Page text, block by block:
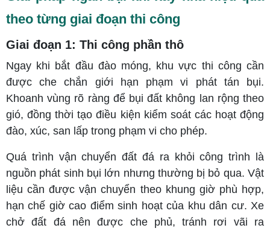
theo từng giai đoạn thi công
Giai đoạn 1: Thi công phần thô
Ngay khi bắt đầu đào móng, khu vực thi công cần
được che chắn giới hạn phạm vi phát tán bụi.
Khoanh vùng rõ ràng để bụi đất không lan rộng theo
gió, đồng thời tạo điều kiện kiểm soát các hoạt động
đào, xúc, san lấp trong phạm vi cho phép.
Quá trình vận chuyển đất đá ra khỏi công trình là
nguồn phát sinh bụi lớn nhưng thường bị bỏ qua. Vật
liệu cần được vận chuyển theo khung giờ phù hợp,
hạn chế giờ cao điểm sinh hoạt của khu dân cư. Xe
chở đất đá nên được che phủ, tránh rơi vãi ra